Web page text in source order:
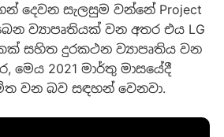
දෙවන සැලසුම වන්නේ Project
ව්‍යාපෘතියක් වන අතර එය LG
සහිත දුරකථන ව්‍යාපෘතිය වන
මෙය 2021 මාර්තු මාසයේදී
වන බව සඳහන් වෙනවා.